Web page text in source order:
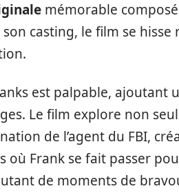
mémorable
casting, le film se
est palpable,
Le film explore non
de l’agent du FBI,
où Frank se fait passer
de moments de